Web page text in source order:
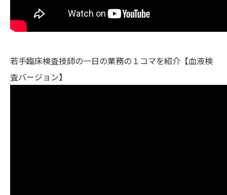
若手臨床検査技師の一日の業務の１コマを紹介【血液検
査バージョン】